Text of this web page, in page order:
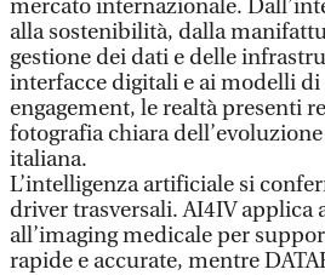
mercato internazionale.
alla sostenibilità, dalla
gestione dei dati e delle
interfacce digitali e ai modelli
engagement, le realtà presenti
fotografia chiara
italiana.
L’intelligenza artificiale si
driver trasversali. AI4IV applica
all’imaging medicale per
rapide e accurate, mentre